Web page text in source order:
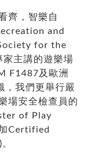
齊，智樂自
and
for the
主講的遊樂場
F1487及歐洲
，我們更舉行嚴
場安全檢查員的
of Play
Certified